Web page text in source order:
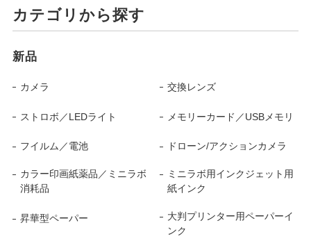
カテゴリから探す
新品
カメラ 交換レンズ
ストロボ／LEDライト メモリーカード／USBメモリ
フイルム／電池 ドローン/アクションカメラ
カラー印画紙薬品／ミニラボ
消耗品
ミニラボ用インクジェット用
紙インク
昇華型ペーパー
大判プリンター用ペーパーイ
ンク